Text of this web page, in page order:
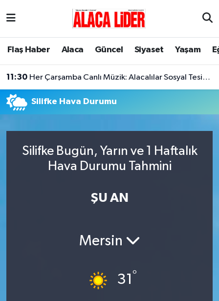
Flaş Haber Alaca Güncel Siyaset Yaşam
11:30 Her Çarşamba Canlı Müzik: Alacalılar Sosyal Tesislerde Buluşuyor!
Silifke Hava Durumu
Silifke Bugün, Yarın ve 1 Haftalık
Hava Durumu Tahmini
ŞU AN
Mersin
31 °
Çorum Nöbetçi Eczaneler
Tüm Manşetler